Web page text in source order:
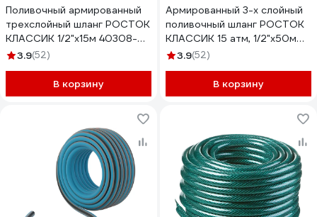
Поливочный армированный
трехслойный шланг РОСТОК
КЛАССИК 1/2"х15м 40308-
1/2-15
3.9(52)
В корзину
Армированный 3-х слойный
поливочный шланг РОСТОК
КЛАССИК 15 атм, 1/2"х50м
40308-1/2-50
3.9(52)
В корзину